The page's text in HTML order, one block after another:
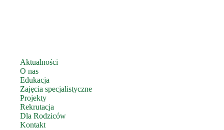
Aktualności
O nas
Edukacja
Zajęcia specjalistyczne
Projekty
Rekrutacja
Dla Rodziców
Kontakt